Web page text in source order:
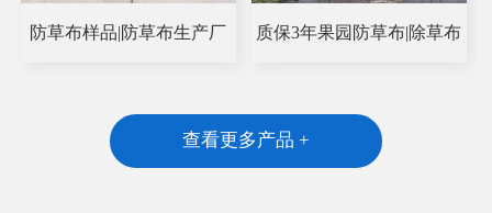
防草布样品|防草布生产厂 质保3年果园防草布|除草布
查看更多产品 +